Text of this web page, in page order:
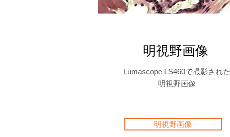
明視野画像
Lumascope LS460で撮影された
明視野画像
明視野画像